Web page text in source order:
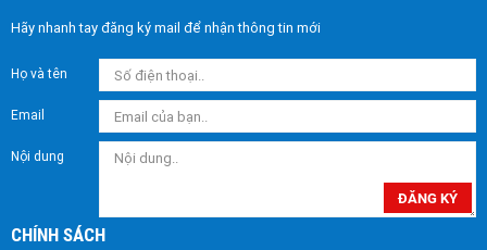
Hãy nhanh tay đăng ký mail để nhận thông tin mới
Họ và tên
Email
Nội dung
ĐĂNG KÝ
CHÍNH SÁCH